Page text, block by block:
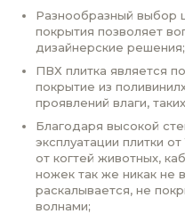
Разнообразный выбор
покрытия позволяет
дизайнерские решения;
ПВХ плитка является
покрытие из
проявлений влаги,
Благодаря высокой
эксплуатации плитки
от когтей животных,
ножек так же никак не
раскалывается, не
волнами;